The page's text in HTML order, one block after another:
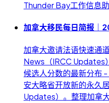
Thunder Bay工作信息
加拿大移民每日简报
加拿大邀请法语快速通
News（IRCC Updates
候选人分数的最新分布 -
安大略省开放新的永久
Updates）。整理加拿